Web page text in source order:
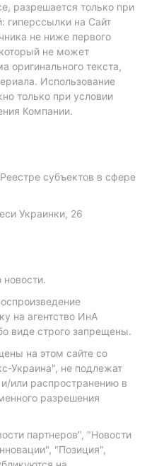
разрешается только при
гиперссылки на Сайт
не ниже первого
не может
оригинального текста,
Использование
только при условии
Компании.
субъектов в сфере
Украинки, 26
на агентство ИнА
виде строго запрещены.
на этом сайте со
Украина", не подлежат
или распространению в
разрешения
партнеров", "Новости
"Позиция",